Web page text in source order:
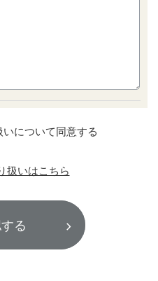
について同意する
扱いはこちら